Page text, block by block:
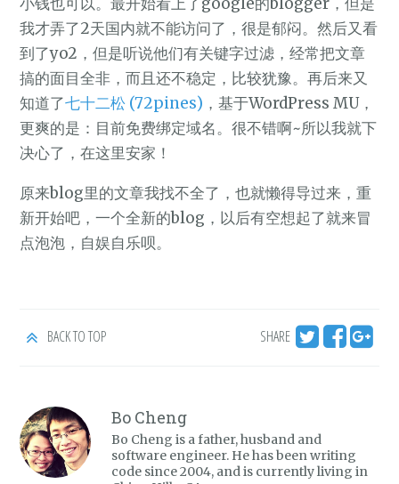
我才弄了2天国内就不能访问了，很是郁闷。然后又看
到了yo2，但是听说他们有关键字过滤，经常把文章
搞的面目全非，而且还不稳定，比较犹豫。再后来又
知道了七十二松 (72pines) ，基于WordPress MU，
更爽的是：目前免费绑定域名。很不错啊~所以我就下
决心了，在这里安家！
原来blog里的文章我找不全了，也就懒得导过来，重
新开始吧，一个全新的blog，以后有空想起了就来冒
点泡泡，自娱自乐呗。
BACK TO TOP SHARE
Bo Cheng
Bo Cheng is a father, husband and
software engineer. He has been writing
code since 2004, and is currently living in